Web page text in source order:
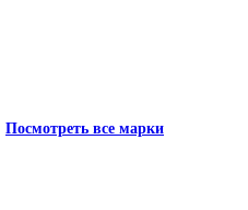
Посмотреть все марки